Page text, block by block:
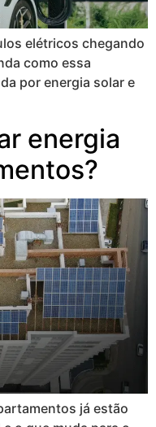
elétricos chegando
como essa
por energia solar e
energia
já estão